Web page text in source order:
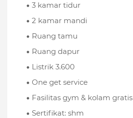
3 kamar tidur
2 kamar mandi
Ruang tamu
Ruang dapur
Listrik 3.600
One get service
Fasilitas gym & kolam gratis
Sertifikat: shm